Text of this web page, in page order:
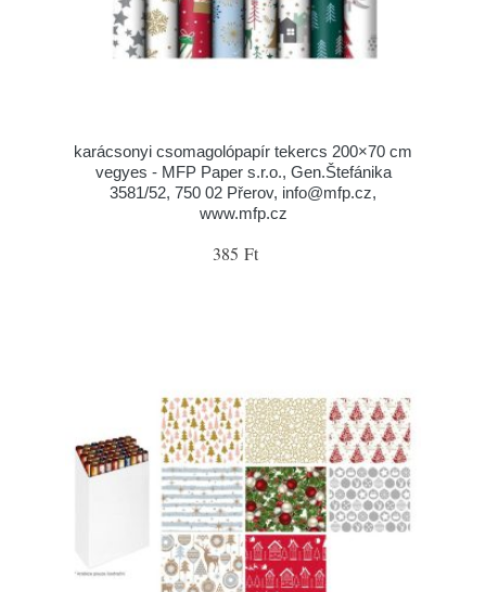
karácsonyi csomagolópapír tekercs 200×70 cm
vegyes - MFP Paper s.r.o., Gen.Štefánika
3581/52, 750 02 Přerov, info@mfp.cz,
www.mfp.cz
385 Ft